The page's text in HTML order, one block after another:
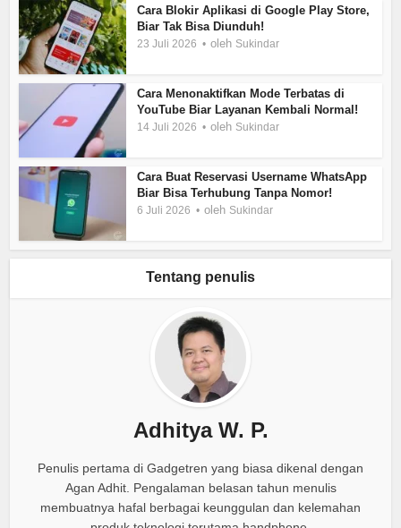
Cara Blokir Aplikasi di Google Play Store,
Biar Tak Bisa Diunduh!
23 Juli 2026 oleh Sukindar
Cara Menonaktifkan Mode Terbatas di
YouTube Biar Layanan Kembali Normal!
14 Juli 2026 oleh Sukindar
Cara Buat Reservasi Username WhatsApp
Biar Bisa Terhubung Tanpa Nomor!
6 Juli 2026 oleh Sukindar
Tentang penulis
Adhitya W. P.
Penulis pertama di Gadgetren yang biasa dikenal dengan
Agan Adhit. Pengalaman belasan tahun menulis
membuatnya hafal berbagai keunggulan dan kelemahan